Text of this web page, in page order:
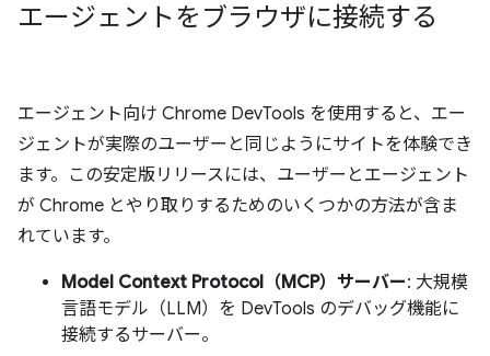
エージェントをブラウザに接続する
エージェント向け Chrome DevTools を使用すると、エー
ジェントが実際のユーザーと同じようにサイトを体験でき
ます。この安定版リリースには、ユーザーとエージェント
が Chrome とやり取りするためのいくつかの方法が含ま
れています。
Model Context Protocol（MCP）サーバー: 大規模
言語モデル（LLM）を DevTools のデバッグ機能に
接続するサーバー。